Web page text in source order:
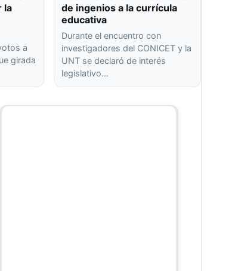
la
a
girada
de ingenios a la currícula
educativa
Durante el encuentro con
investigadores del CONICET y la
UNT se declaró de interés
legislativo…